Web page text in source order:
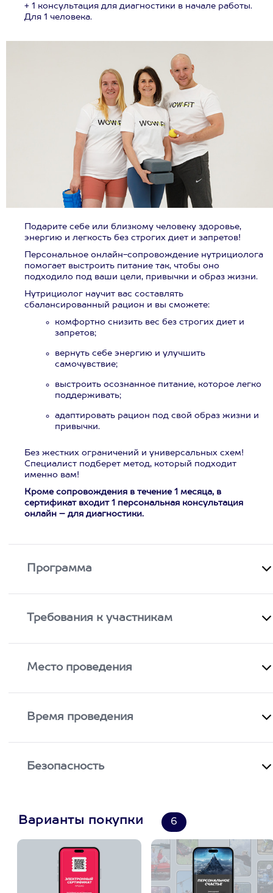
+ 1 консультация для диагностики в начале работы.
Для 1 человека.
Подарите себе или близкому человеку здоровье,
энергию и легкость без строгих диет и запретов!
Персональное онлайн-сопровождение нутрициолога
помогает выстроить питание так, чтобы оно
подходило под ваши цели, привычки и образ жизни.
Нутрициолог научит вас составлять
сбалансированный рацион и вы сможете:
комфортно снизить вес без строгих диет и
запретов;
вернуть себе энергию и улучшить
самочувствие;
выстроить осознанное питание, которое легко
поддерживать;
адаптировать рацион под свой образ жизни и
привычки.
Без жестких ограничений и универсальных схем!
Специалист подберет метод, который подходит
именно вам!
Кроме сопровождения в течение 1 месяца, в
сертификат входит 1 персональная консультация
онлайн – для диагностики.
Программа
Требования к участникам
Место проведения
Время проведения
Безопасность
Варианты покупки 6